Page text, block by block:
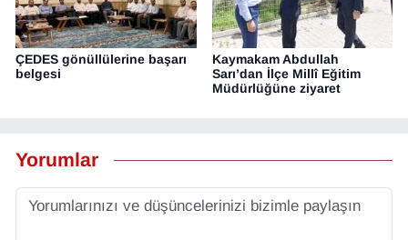
ÇEDES gönüllülerine başarı
belgesi
Kaymakam Abdullah
Sarı’dan İlçe Millî Eğitim
Müdürlüğüne ziyaret
Yorumlar